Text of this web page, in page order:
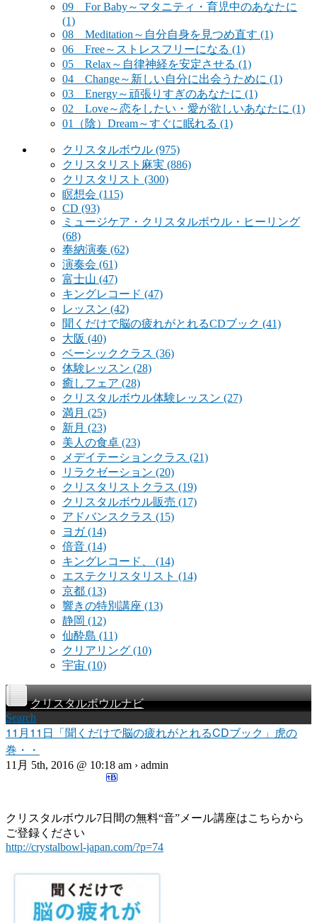
09 For Baby～マタニティ・育児中のあなたに
(1)
08 Meditation～自分自身を見つめ直す (1)
06 Free～ストレスフリーになる (1)
05 Relax～自律神経を安定させる (1)
04 Change～新しい自分に出会うために (1)
03 Energy～頑張りすぎのあなたに (1)
02 Love～恋をしたい・愛が欲しいあなたに (1)
01（陰）Dream～すぐに眠れる (1)
クリスタルボウル (975)
クリスタリスト麻実 (886)
クリスタリスト (300)
瞑想会 (115)
CD (93)
ミュージケア・クリスタルボウル・ヒーリング
(68)
奉納演奏 (62)
演奏会 (61)
富士山 (47)
キングレコード (47)
レッスン (42)
聞くだけで脳の疲れがとれるCDブック (41)
大阪 (40)
ベーシッククラス (36)
体験レッスン (28)
癒しフェア (28)
クリスタルボウル体験レッスン (27)
満月 (25)
新月 (23)
美人の食卓 (23)
メデイテーションクラス (21)
リラクゼーション (20)
クリスタリストクラス (19)
クリスタルボウル販売 (17)
アドバンスクラス (15)
ヨガ(14)
倍音 (14)
キングレコード、 (14)
エステクリスタリスト (14)
京都 (13)
響きの特別講座 (13)
静岡 (12)
仙酔島 (11)
クリアリング (10)
宇宙 (10)
クリスタルボウルナビ
Search
11月11日「聞くだけで脳の疲れがとれるCDブック」虎の
巻・・
11月 5th, 2016 @ 10:18 am › admin
クリスタルボウル7日間の無料“音”メール講座はこちらから
ご登録ください
http://crystalbowl-japan.com/?p=74